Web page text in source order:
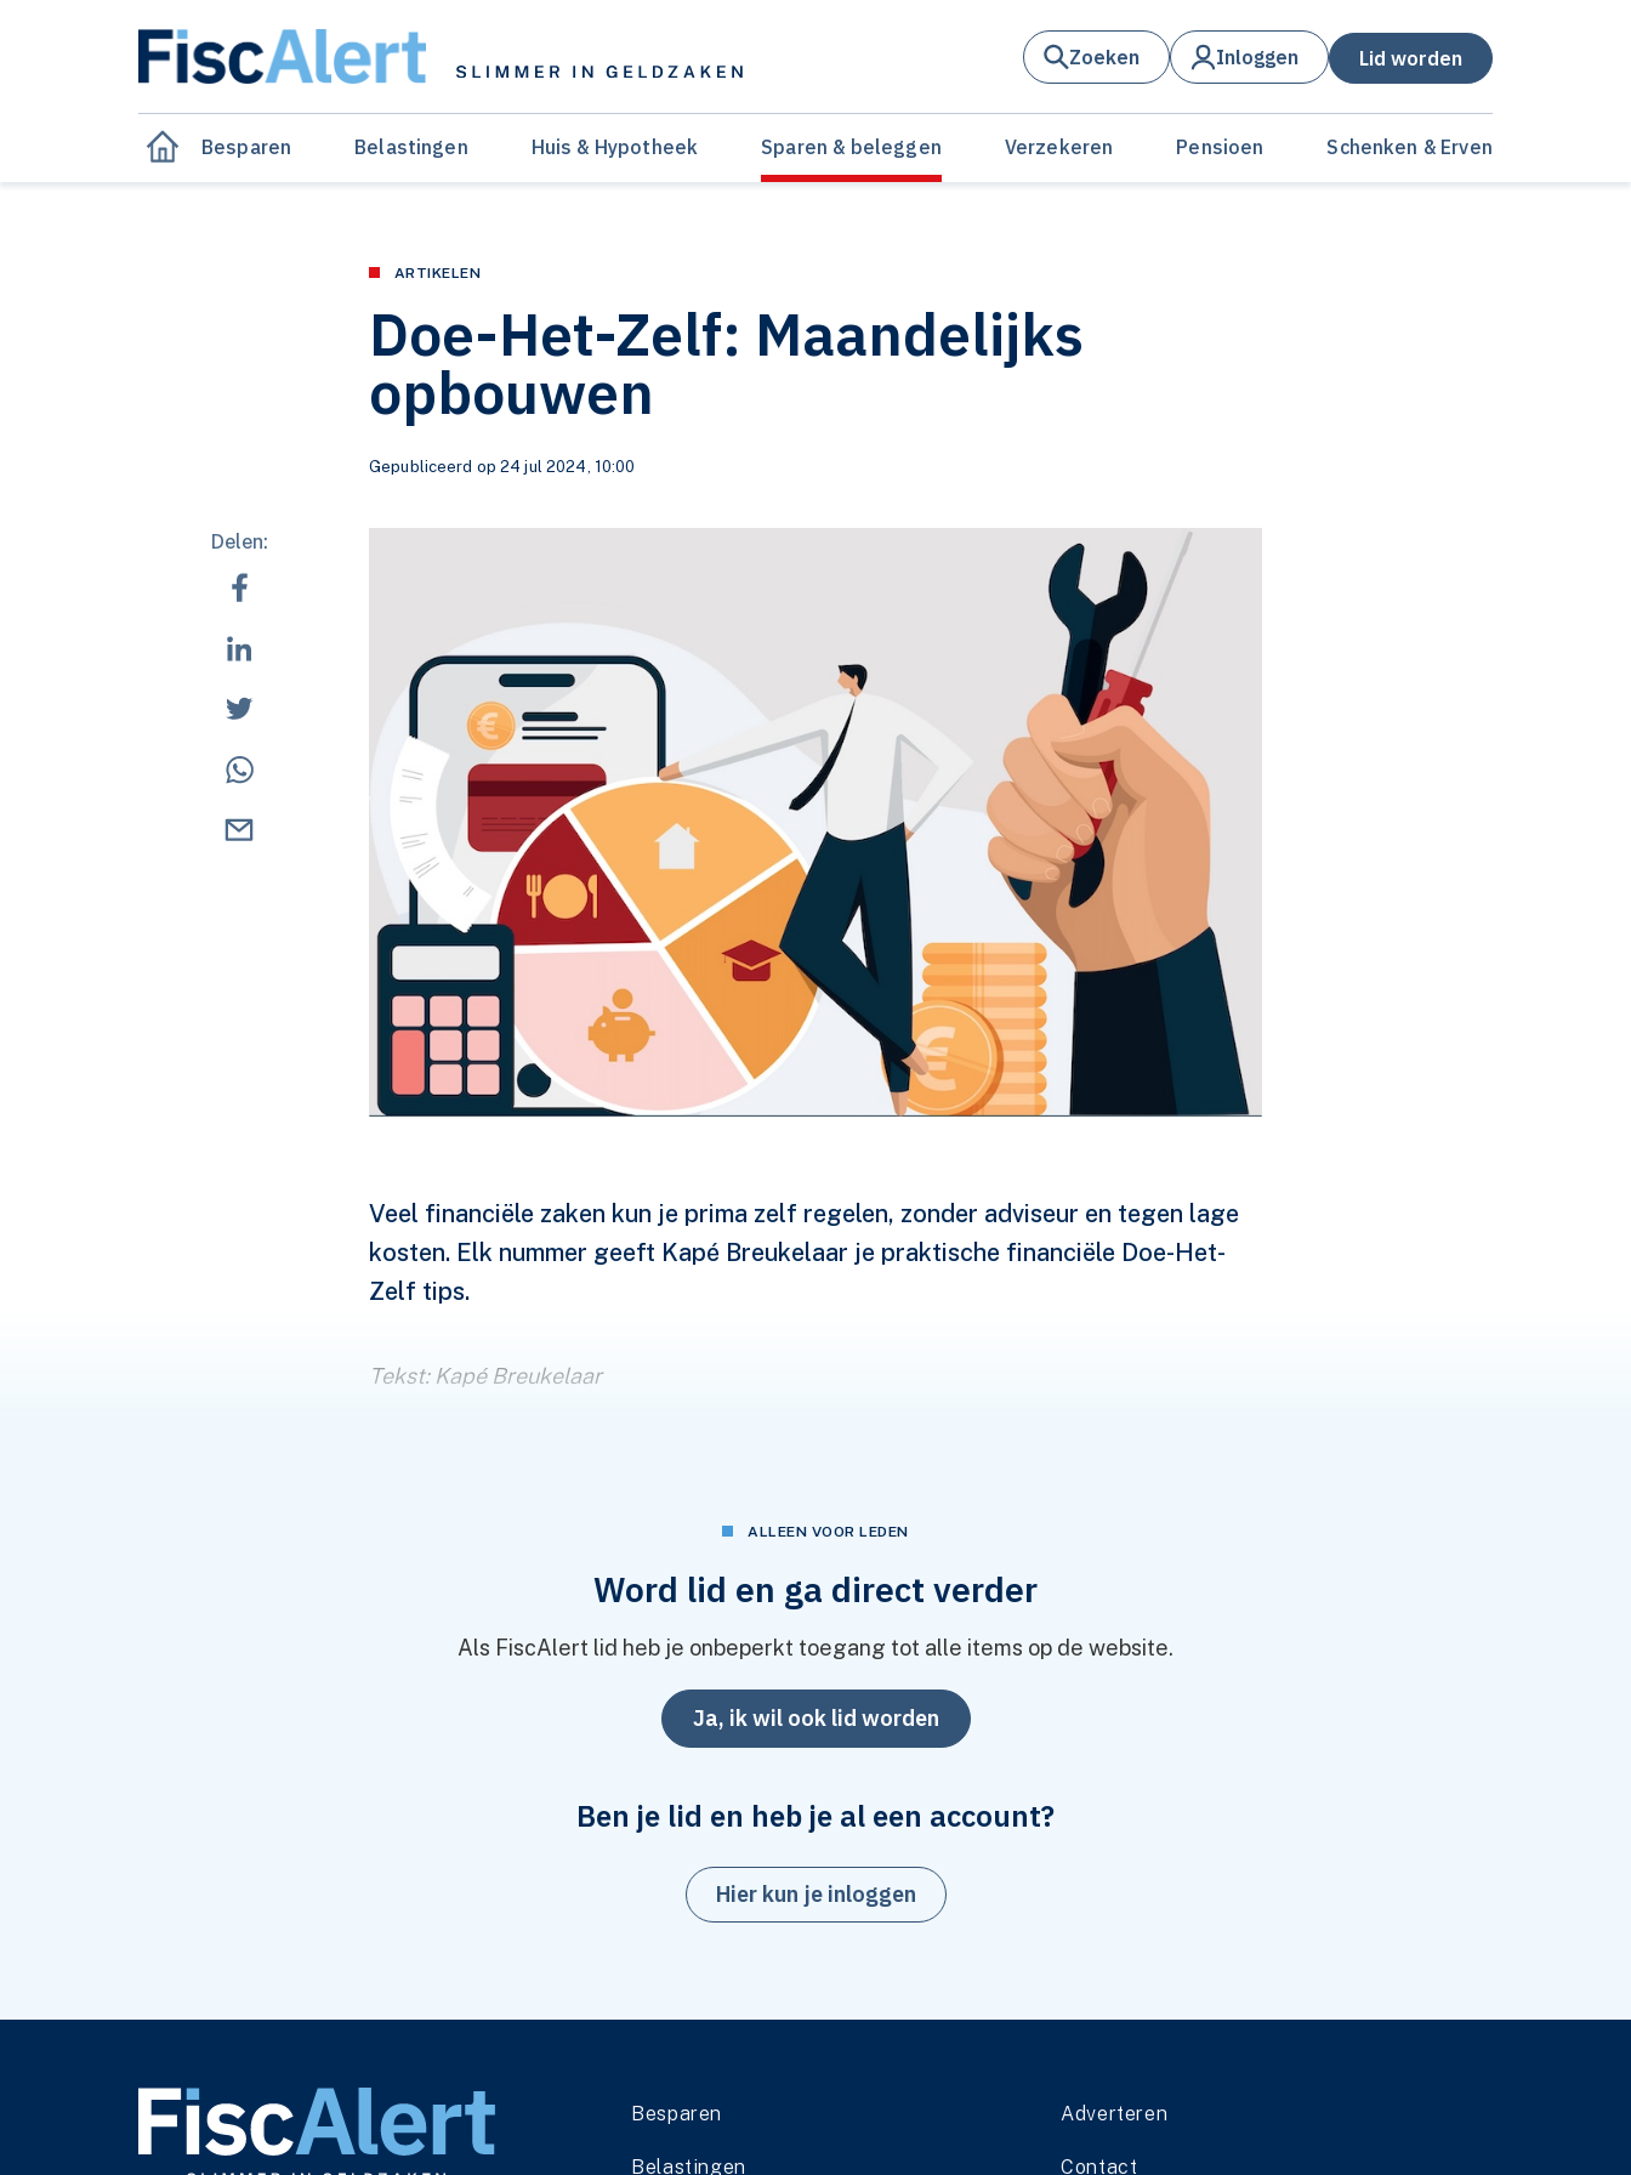
Zoeken Inloggen Lid worden
Besparen Belastingen Huis & Hypotheek Sparen & beleggen Verzekeren Pensioen Schenken & Erven
ARTIKELEN
Doe-Het-Zelf: Maandelijks
opbouwen
Gepubliceerd op 24 jul 2024, 10:00
Delen:
Veel financiële zaken kun je prima zelf regelen, zonder adviseur en tegen lage
kosten. Elk nummer geeft Kapé Breukelaar je praktische financiële Doe-Het-
Zelf tips.
Tekst: Kapé Breukelaar
maandelijks wat geld in beleggingen te steken. De laatste jaren zijn weer heel wat
online beleggingsplatformen. Die producten stellen je in staat om heel eenvoudig
maandelijks een bedrag te investeren tegen lage kosten. Dat kun je automatisch laten
doen, of zelf ter hand nemen.
ALLEEN VOOR LEDEN
Word lid en ga direct verder
Als FiscAlert lid heb je onbeperkt toegang tot alle items op de website.
Ja, ik wil ook lid worden
Ben je lid en heb je al een account?
Hier kun je inloggen
Besparen
Belastingen
Adverteren
Contact